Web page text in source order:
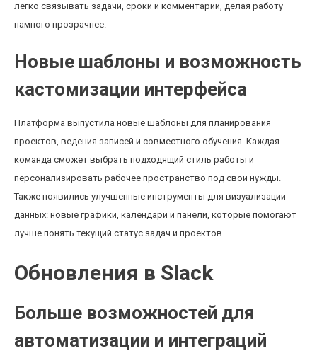
легко связывать задачи, сроки и комментарии, делая работу
намного прозрачнее.
Новые шаблоны и возможность
кастомизации интерфейса
Платформа выпустила новые шаблоны для планирования
проектов, ведения записей и совместного обучения. Каждая
команда сможет выбрать подходящий стиль работы и
персонализировать рабочее пространство под свои нужды.
Также появились улучшенные инструменты для визуализации
данных: новые графики, календари и панели, которые помогают
лучше понять текущий статус задач и проектов.
Обновления в Slack
Больше возможностей для
автоматизации и интеграций